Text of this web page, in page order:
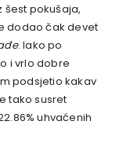
šest pokušaja,
dodao čak devet
. Iako po
i vrlo dobre
podsjetio kakav
tako susret
uhvaćenih